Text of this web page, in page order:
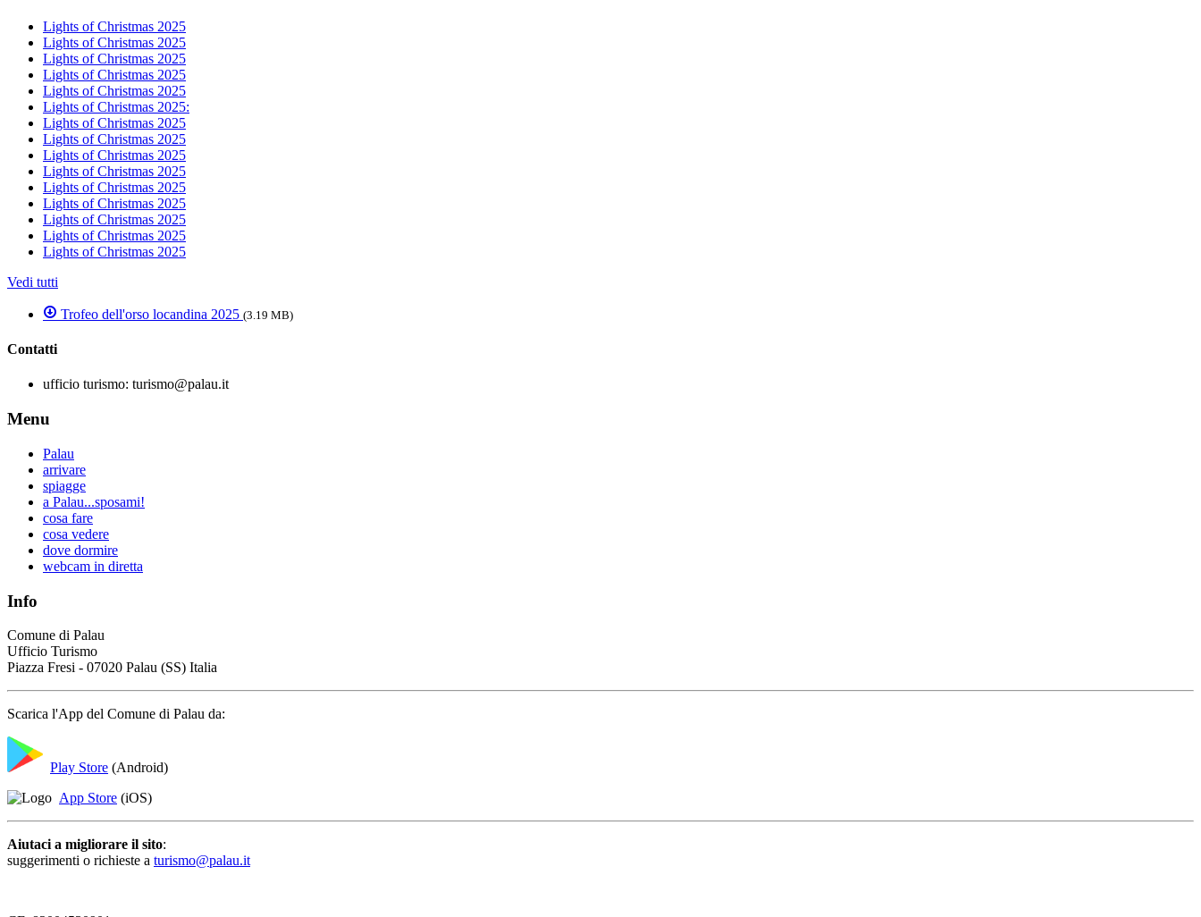
Lights of Christmas 2025
Lights of Christmas 2025
Lights of Christmas 2025
Lights of Christmas 2025
Lights of Christmas 2025
Lights of Christmas 2025:
Lights of Christmas 2025
Lights of Christmas 2025
Lights of Christmas 2025
Lights of Christmas 2025
Lights of Christmas 2025
Lights of Christmas 2025
Lights of Christmas 2025
Lights of Christmas 2025
Lights of Christmas 2025
Vedi tutti
Trofeo dell'orso locandina 2025 (3.19 MB)
Contatti
ufficio turismo: turismo@palau.it
Menu
Palau
arrivare
spiagge
a Palau...sposami!
cosa fare
cosa vedere
dove dormire
webcam in diretta
Info
Comune di Palau
Ufficio Turismo
Piazza Fresi - 07020 Palau (SS) Italia
Scarica l'App del Comune di Palau da:
Play Store (Android)
App Store (iOS)
Aiutaci a migliorare il sito:
suggerimenti o richieste a turismo@palau.it